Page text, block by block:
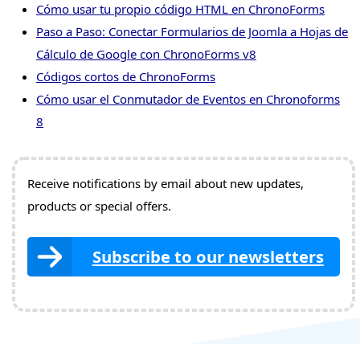
Cómo usar tu propio código HTML en ChronoForms
Paso a Paso: Conectar Formularios de Joomla a Hojas de
Cálculo de Google con ChronoForms v8
Códigos cortos de ChronoForms
Cómo usar el Conmutador de Eventos en Chronoforms
8
Receive notifications by email about new updates,
products or special offers.
Subscribe to our newsletters